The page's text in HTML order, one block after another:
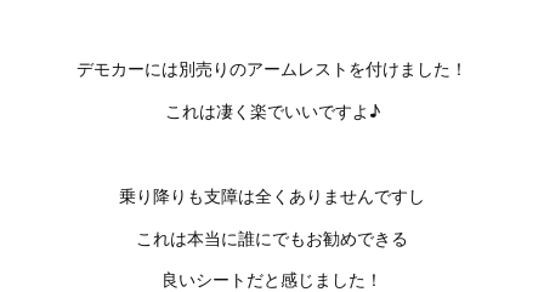
デモカーには別売りのアームレストを付けました！
これは凄く楽でいいですよ♪
乗り降りも支障は全くありませんですし
これは本当に誰にでもお勧めできる
良いシートだと感じました！